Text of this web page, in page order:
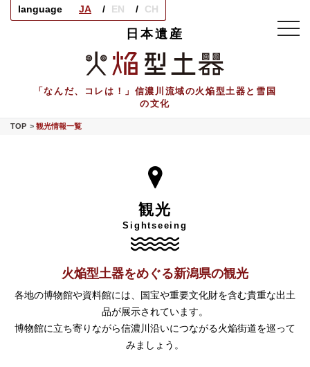
language JA EN CH
日本遺産
「なんだ、コレは！」信濃川流域の火焔型土器と雪国
の文化
TOP 観光情報一覧
観光
Sightseeing
火焔型土器をめぐる新潟県の観光
各地の博物館や資料館には、国宝や重要文化財を含む貴重な出土
品が展示されています。
博物館に立ち寄りながら信濃川沿いにつながる火焔街道を巡って
みましょう。